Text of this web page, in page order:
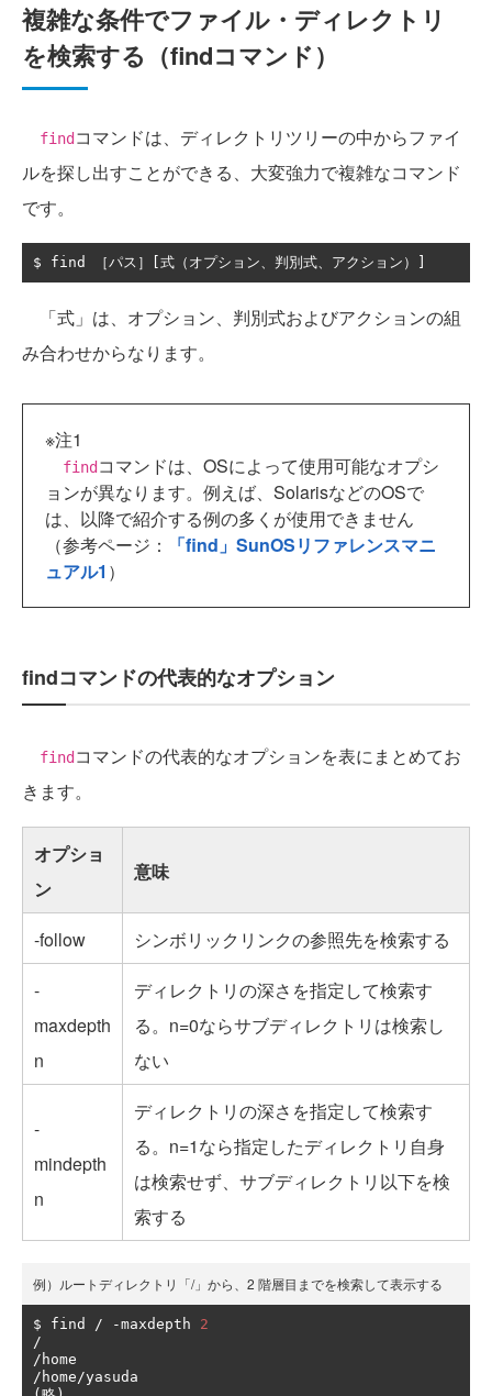
複雑な条件でファイル・ディレクトリ
を検索する（findコマンド）
find コマンドは、ディレクトリツリーの中からファイ
ルを探し出すことができる、大変強力で複雑なコマンド
です。
$ find ［パス］[式（オプション、判別式、アクション）]
「式」は、オプション、判別式およびアクションの組
み合わせからなります。
※注1
find コマンドは、OSによって使用可能なオプシ
ョンが異なります。例えば、SolarisなどのOSで
は、以降で紹介する例の多くが使用できません
（参考ページ：
「find」SunOSリファレンスマニ
ュアル1 ）
findコマンドの代表的なオプション
find コマンドの代表的なオプションを表にまとめてお
きます。
オプショ
ン
意味
-follow
シンボリックリンクの参照先を検索する
-
maxdepth
n
ディレクトリの深さを指定して検索す
る。n=0ならサブディレクトリは検索し
ない
-
mindepth
n
ディレクトリの深さを指定して検索す
る。n=1なら指定したディレクトリ自身
は検索せず、サブディレクトリ以下を検
索する
例）ルートディレクトリ「/」から、2 階層目までを検索して表示する
$ find / -maxdepth 2
/
/
/ home/